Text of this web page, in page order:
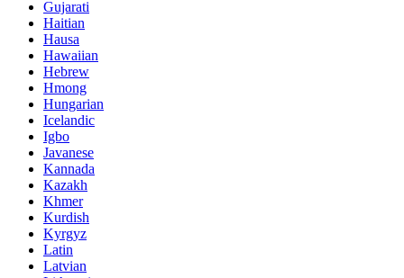
Gujarati
Haitian
Hausa
Hawaiian
Hebrew
Hmong
Hungarian
Icelandic
Igbo
Javanese
Kannada
Kazakh
Khmer
Kurdish
Kyrgyz
Latin
Latvian